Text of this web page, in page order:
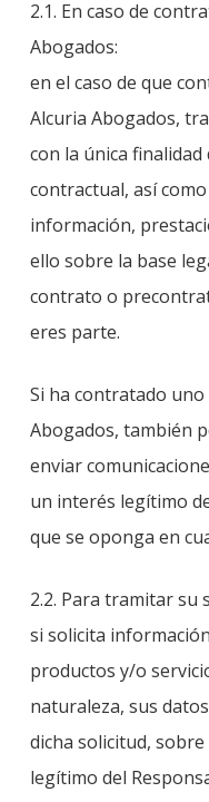
2.1. En caso de
Abogados:
en el caso de que
Alcuria Abogados,
con la única
contractual, así
información,
ello sobre la base
contrato o
eres parte.
Si ha contratado uno
Abogados, también
enviar
un interés legítimo
que se oponga en
2.2. Para tramitar su
si solicita
productos y/o
naturaleza, sus
dicha solicitud,
legítimo del